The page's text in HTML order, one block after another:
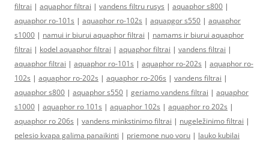
filtrai | aquaphor filtrai | vandens filtru rusys | aquaphor s800 |
aquaphor ro-101s | aquaphor ro-102s | aquapgor s550 | aquaphor
s1000 | namui ir biurui aquaphor filtrai | namams ir biurui aquaphor
filtrai | kodel aquaphor filtrai | aquaphor filtrai | vandens filtrai |
aquaphor filtrai | aquaphor ro-101s | aquaphor ro-202s | aquaphor ro-
102s | aquaphor ro-202s | aquaphor ro-206s | vandens filtrai |
aquaphor s800 | aquaphor s550 | geriamo vandens filtrai | aquaphor
s1000 | aquaphor ro 101s | aquaphor 102s | aquaphor ro 202s |
aquaphor ro 206s | vandens minkstinimo filtrai | nugeležinimo filtrai |
pelesio kvapa galima panaikinti | priemone nuo voru | lauko kubilai